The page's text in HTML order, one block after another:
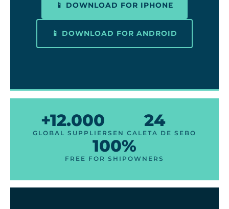
📱 DOWNLOAD FOR IPHONE
📱 DOWNLOAD FOR ANDROID
+12.000
GLOBAL SUPPLIERS
24
EN CALETA DE SEBO
100%
FREE FOR SHIPOWNERS